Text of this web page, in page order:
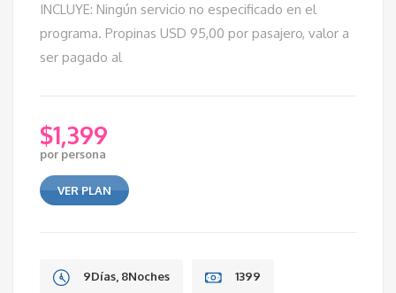
INCLUYE: Ningún servicio no especificado en el
programa. Propinas USD 95,00 por pasajero, valor a
ser pagado al
$1,399
por persona
VER PLAN
9Días, 8Noches 1399